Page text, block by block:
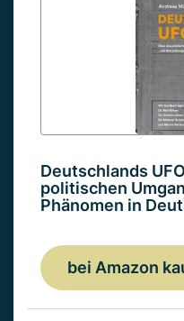
Deutschlands
politischen
Phänomen in
bei Amazon